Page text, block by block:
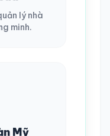
lý nhà
minh.
Mỹ